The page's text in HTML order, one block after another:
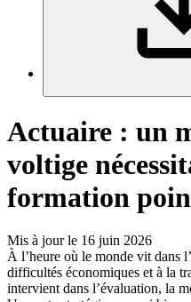
Actuaire : un
voltige
formation
Mis à jour le 16 juin 2026
À l’heure où le monde vit dans
difficultés économiques et à la
intervient dans l’évaluation, la